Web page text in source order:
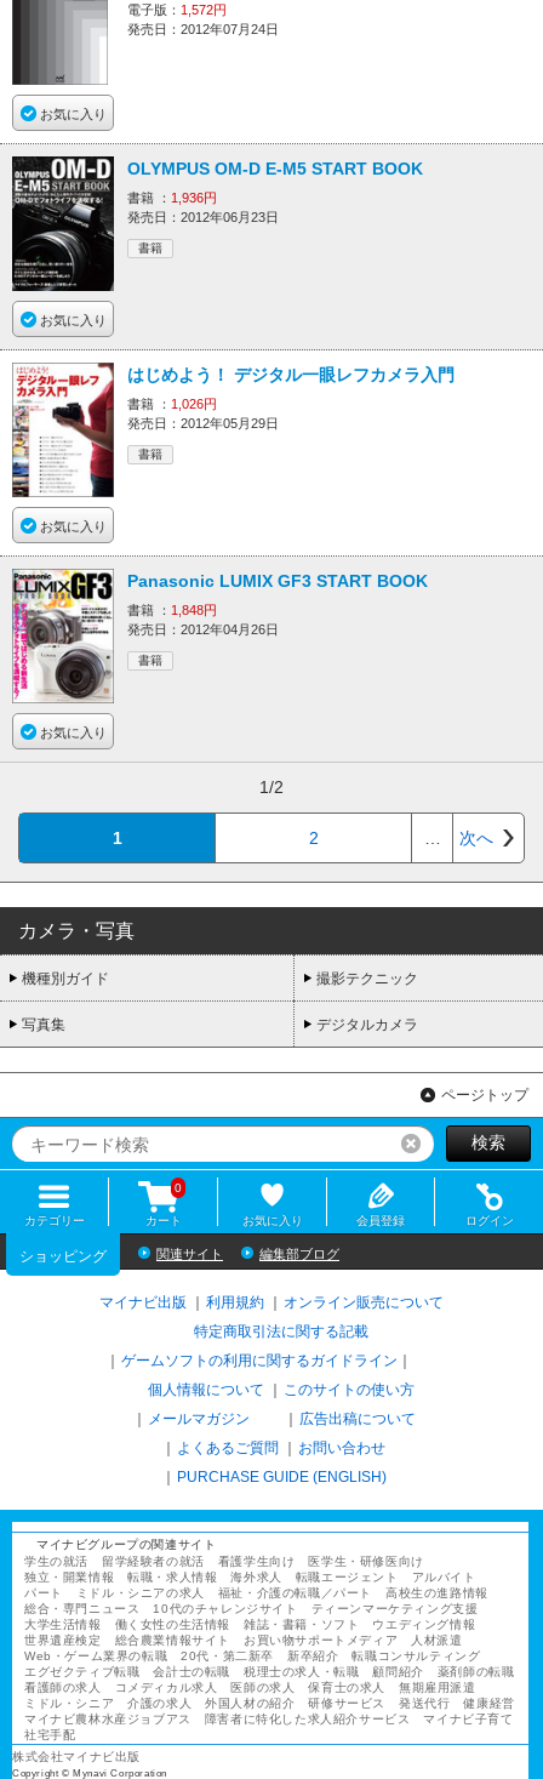
お気に入り
電子版： 1,572円
発売日：2012年07月24日
お気に入り
OLYMPUS OM-D E-M5 START BOOK
書籍 ： 1,936円
発売日：2012年06月23日
書籍
お気に入り
はじめよう！ デジタル一眼レフカメラ入門
書籍 ： 1,026円
発売日：2012年05月29日
書籍
お気に入り
Panasonic LUMIX GF3 START BOOK
書籍 ： 1,848円
発売日：2012年04月26日
書籍
1/2
1 2 次へ
カメラ・写真
機種別ガイド 撮影テクニック
写真集 デジタルカメラ
ページトップ
リセット検索
カテゴリー カート
0
お気に入り 会員登録 ログイン
ショッピング 関連サイト 編集部ブログ
マイナビ出版 利用規約
オンライン販売について
特定商取引法に関する記載
ゲームソフトの利用に関するガイドライン
個人情報について
このサイトの使い方
メールマガジン
広告出稿について
よくあるご質問
お問い合わせ
PURCHASE GUIDE (ENGLISH)
マイナビグループの関連サイト
学生の就活
留学経験者の就活 看護学生向け
医学生・研修医向け
独立・開業情報
転職・求人情報 海外求人 転職エージェント
アルバイト
パート
ミドル・シニアの求人 福祉・介護の転職／パート
高校生の進路情報
総合・専門ニュース
10代のチャレンジサイト
ティーンマーケティング支援
大学生活情報
働く女性の生活情報 雑誌・書籍・ソフト
ウエディング情報
世界遺産検定
総合農業情報サイト お買い物サポートメディア
人材派遣
Web・ゲーム業界の転職
20代・第二新卒 新卒紹介
転職コンサルティング
エグゼクティブ転職
会計士の転職 税理士の求人・転職 顧問紹介
薬剤師の転職
看護師の求人
コメディカル求人 医師の求人 保育士の求人
無期雇用派遣
ミドル・シニア
介護の求人 外国人材の紹介 研修サービス 発送代行
健康経営
マイナビ農林水産ジョブアス
障害者に特化した求人紹介サービス
マイナビ子育て
社宅手配
株式会社マイナビ出版
Copyright © Mynavi Corporation